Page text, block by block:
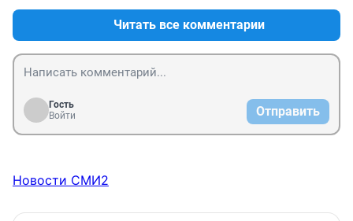
Читать все комментарии
Гость
Войти
Отправить
Новости СМИ2